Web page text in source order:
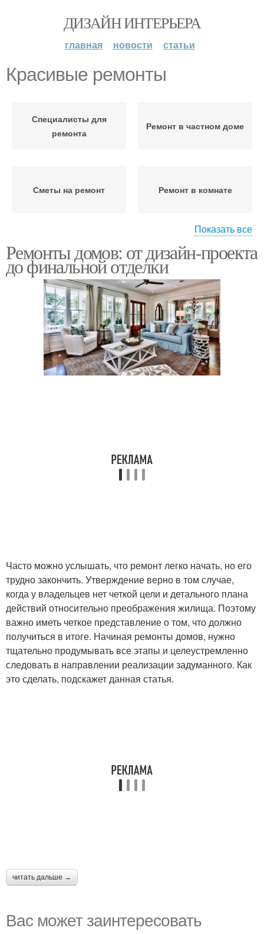
ДИЗАЙН ИНТЕРЬЕРА
главная новости статьи
Красивые ремонты
Специалисты для
ремонта
Ремонт в частном доме
Сметы на ремонт Ремонт в комнате
Удачный ремонт
Ремонт в отдельных
помещениях
Красивые фасады
Показать все
Ремонты домов: от дизайн-проекта
до финальной отделки
Часто можно услышать, что ремонт легко начать, но его
трудно закончить. Утверждение верно в том случае,
когда у владельцев нет четкой цели и детального плана
действий относительно преображения жилища. Поэтому
важно иметь четкое представление о том, что должно
получиться в итоге. Начиная ремонты домов, нужно
тщательно продумывать все этапы и целеустремленно
следовать в направлении реализации задуманного. Как
это сделать, подскажет данная статья.
читать дальше →
Вас может заинтересовать